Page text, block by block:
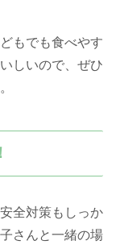
もでも食べやす
しいので、ぜひ
全対策もしっか
さんと一緒の場